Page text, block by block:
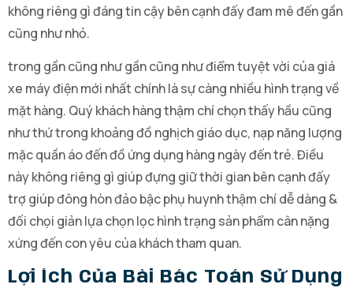
không riêng gì đáng tin cậy bên cạnh đấy đam mê đến gần
cũng như nhỏ.
trong gần cũng như gần cũng như điểm tuyệt vời của giá
xe máy điện mới nhất chính là sự càng nhiều hình trạng về
mặt hàng. Quý khách hàng thậm chí chọn thấy hầu cũng
như thứ trong khoảng đồ nghịch giáo dục, nạp năng lượng
mặc quần áo đến đồ ứng dụng hàng ngày đến trẻ. Điều
này không riêng gì giúp đựng giữ thời gian bên cạnh đấy
trợ giúp đông hòn đảo bậc phụ huynh thậm chí dễ dàng &
đối chọi giản lựa chọn lọc hình trạng sản phẩm cân nặng
xứng đến con yêu của khách tham quan.
Lợi Ích Của Bài Bác Toán Sử Dụng